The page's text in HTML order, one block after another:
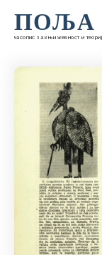
ПОЉА
часопис за књижевност и